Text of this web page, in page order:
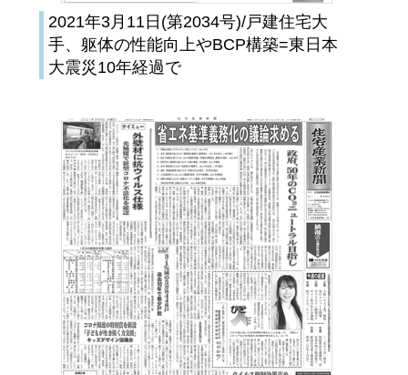
2021年3月11日(第2034号)/戸建住宅大
手、躯体の性能向上やBCP構築=東日本
大震災10年経過で